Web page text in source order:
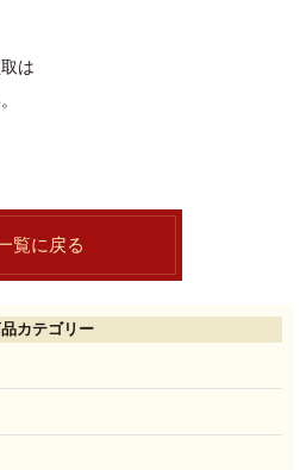
は
覧に戻る
カテゴリー